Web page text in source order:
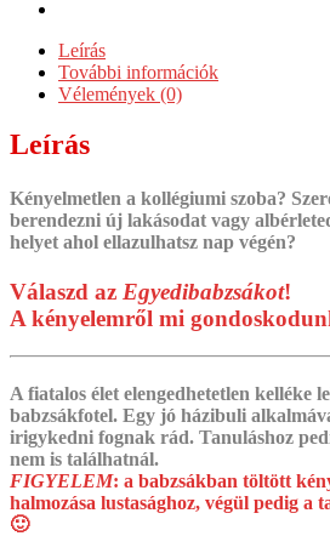
Leírás
További információk
Vélemények (0)
Leírás
Kényelmetlen a kollégiumi szoba?
berendezni új lakásodat vagy
helyet ahol ellazulhatsz nap végén?
Válaszd az Egyedibabzsákot!
A kényelemről mi
A fiatalos élet elengedhetetlen kelléke
babzsákfotel. Egy jó házibuli
irigykedni fognak rád. Tanuláshoz
nem is találhatnál.
FIGYELEM: a babzsákban töltött
halmozása lustasághoz, végül pedig a
🙂